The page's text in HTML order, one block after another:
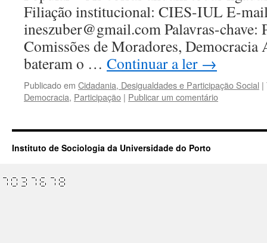
Filiação institucional: CIES-IUL E-
ineszuber@gmail.com Palavras-chave:
Comissões de Moradores, Democracia
bateram o … Continuar a ler →
Publicado em Cidadania, Desigualdades e Participação Social |
Democracia, Participação | Publicar um comentário
Instituto de Sociologia da Universidade do Porto